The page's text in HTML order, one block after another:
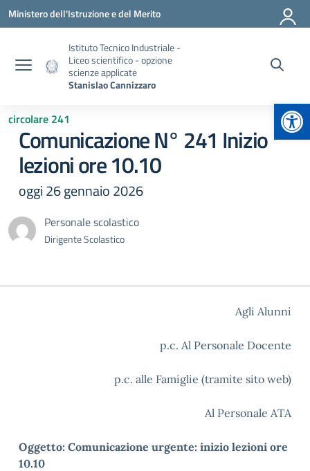
Vai ai contenuti
Vai al menu di navigazione
Vai al footer
Ministero dell'Istruzione e del Merito
Istituto Tecnico Industriale -
Liceo scientifico - opzione
scienze applicate
Stanislao Cannizzaro
circolare 241
Comunicazione N° 241 Inizio
lezioni ore 10.10
oggi 26 gennaio 2026
Personale scolastico
Dirigente Scolastico
Agli Alunni
p.c. Al Personale Docente
p.c. alle Famiglie (tramite sito web)
Al Personale ATA
Oggetto: Comunicazione urgente: inizio lezioni ore
10.10